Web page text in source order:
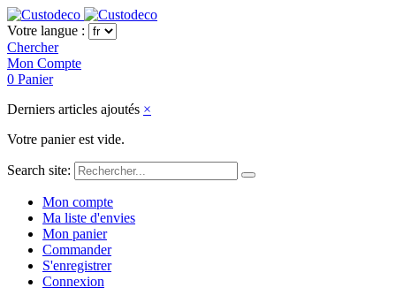
Votre langue :
Chercher
Mon Compte
0 Panier
Derniers articles ajoutés ×
Votre panier est vide.
Search site:
Mon compte
Ma liste d'envies
Mon panier
Commander
S'enregistrer
Connexion